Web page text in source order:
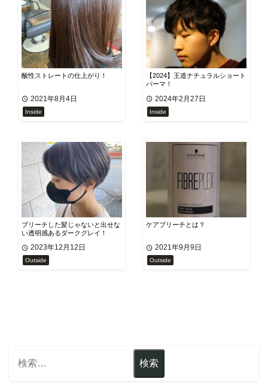
酸性ストレートの仕上がり！
2021年8月4日
Inside
【2024】王道ナチュラルショート
パーマ！
2024年2月27日
Inside
ブリーチした髪じゃないと出せな
い透明感あるダークグレイ！
2023年12月12日
Outside
ケアブリーチとは？
2021年9月9日
Outside